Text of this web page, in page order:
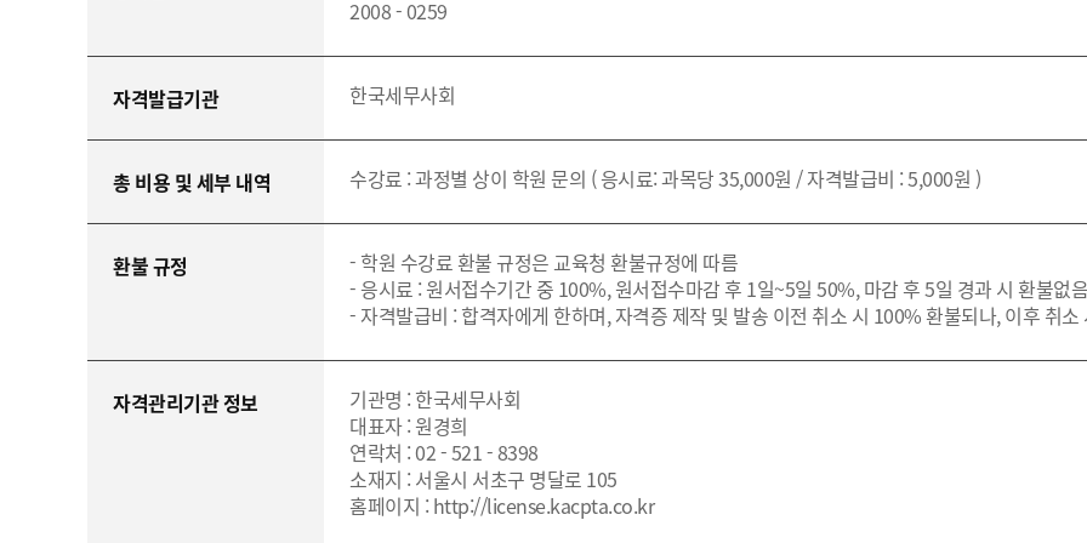
2008 - 0259
자격발급기관 한국세무사회
총 비용 및 세부 내역 수강료 : 과정별 상이 학원 문의 ( 응시료: 과목당 35,000원 / 자격발급비 : 5,000원 )
환불 규정
- 학원 수강료 환불 규정은 교육청 환불규정에 따름
- 응시료 : 원서접수기간 중 100%, 원서접수마감 후 1일~5일 50%, 마감 후 5일 경과 시 환불없음
- 자격발급비 : 합격자에게 한하며, 자격증 제작 및 발송 이전 취소 시 100% 환불되나, 이후 취소
자격관리기관 정보
기관명 : 한국세무사회
대표자 : 원경희
연락처 : 02 - 521 - 8398
소재지 : 서울시 서초구 명달로 105
홈페이지 : http://license.kacpta.co.kr